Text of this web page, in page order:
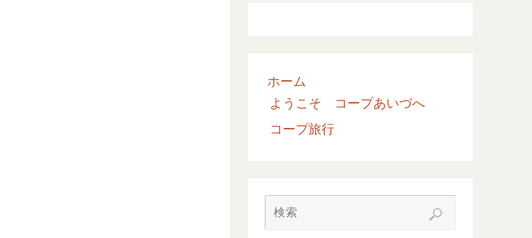
ホーム
ようこそ コープあいづへ
コープ旅行